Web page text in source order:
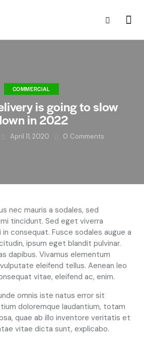
COMMERCIAL
is going to slow
in 2022
April 11, 2020 0 Comments
nec mauris a sodales, sed
tincidunt. Sed eget viverra
consequat. Fusce sodales augue a
ipsum eget blandit pulvinar.
dapibus. Vivamus elementum
eleifend tellus. Aenean leo
vitae, eleifend ac, enim.
omnis iste natus error sit
doloremque laudantium, totam
quae ab illo inventore veritatis et
vitae dicta sunt, explicabo.